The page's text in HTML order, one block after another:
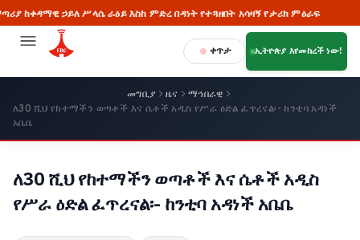
ኃይለ ሥላሴ ራዕይ እስከ ምድረ በዳነት የተጓዘበት አሳዛኝ የታሪክ ምዕራፍ
ቀጥታ ኢትዮጵያ እየመከረች ነው!
መግቢያ ዜና
ማኅበራዊ
ለ30 ሺህ የከተማችን ወጣቶች እና ሴቶች አዲስ የሥራ ዕድል ፈጥረናል፡- ከንቲባ አዳነች
አቤቤ
ለ30 ሺህ የከተማችን ወጣቶች እና ሴቶች አዲስ
የሥራ ዕድል ፈጥረናል፡- ከንቲባ አዳነች አቤቤ